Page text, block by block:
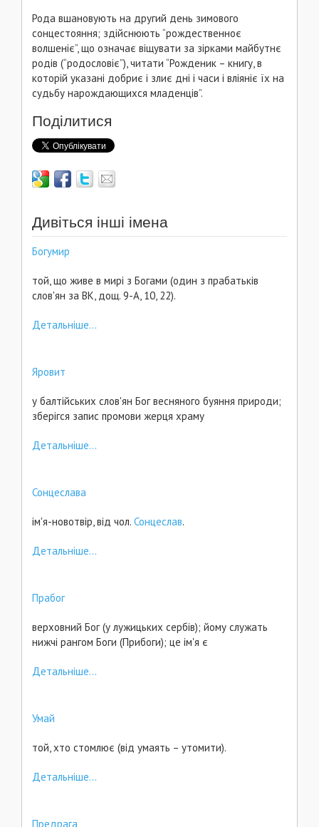
Рода вшановують на другий день зимового
сонцестояння; здійснюють “рождественноє
волшеніє”, що означає віщувати за зірками майбутнє
родів (“родословіє”), читати “Рожденик – книгу, в
которій указані добриє і злиє дні і часи і вліяніє їх на
судьбу нарождающихся младенців”.
Поділитися
Дивіться інші імена
Богумир
той, що живе в мирі з Богами (один з прабатьків
слов'ян за ВК, дощ. 9-А, 10, 22).
Детальніше...
Яровит
у балтійських слов'ян Бог весняного буяння природи;
зберігся запис промови жерця храму
Детальніше...
Сонцеслава
ім'я-новотвір, від чол. Сонцеслав.
Детальніше...
Прабог
верховний Бог (у лужицьких сербів); йому служать
нижчі рангом Боги (Прибоги); це ім'я є
Детальніше...
Умай
той, хто стомлює (від умаять – утомити).
Детальніше...
Предрага